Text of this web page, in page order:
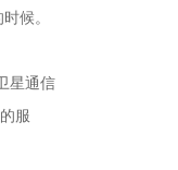
候。
星通信
服